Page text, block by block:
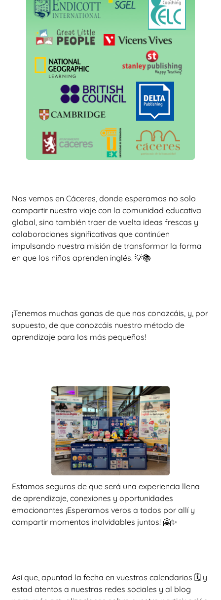
Nos vemos en Cáceres, donde esperamos no solo
compartir nuestro viaje con la comunidad educativa
global, sino también traer de vuelta ideas frescas y
colaboraciones significativas que continúen
impulsando nuestra misión de transformar la forma
en que los niños aprenden inglés. 💡📚
¡Tenemos muchas ganas de que nos conozcáis, y, por
supuesto, de que conozcáis nuestro método de
aprendizaje para los más pequeños!
Estamos seguros de que será una experiencia llena
de aprendizaje, conexiones y oportunidades
emocionantes ¡Esperamos veros a todos por allí y
compartir momentos inolvidables juntos! 🤗✨
Así que, apuntad la fecha en vuestros calendarios 🗓️ y
estad atentos a nuestras redes sociales y al blog